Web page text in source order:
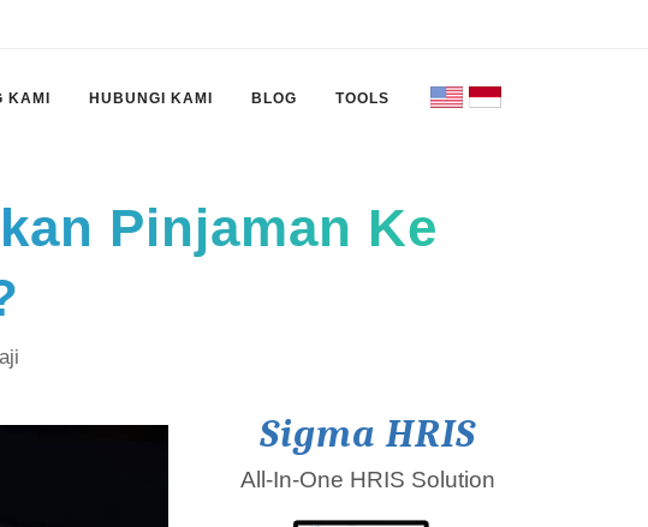
KAMI HUBUNGI KAMI BLOG TOOLS
Pinjaman Ke
Sigma HRIS
All-In-One HRIS Solution